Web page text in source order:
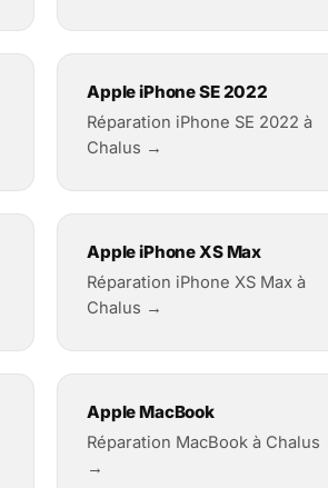
Apple iPhone SE 2022
Réparation iPhone SE 2022 à
Chalus →
Apple iPhone XS Max
Réparation iPhone XS Max à
Chalus →
Apple MacBook
Réparation MacBook à Chalus
→